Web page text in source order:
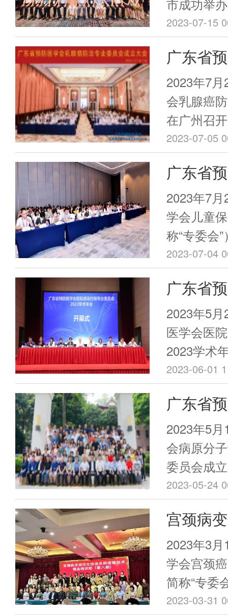
市成功举
预防医学
会主办，
卫生学院
务副会长/
梁晓峰、
圣明、广
家张永慧
议，会议
卫生政策
南大学基
授马文军
2023-07-15
广东省
治专业
召开！
2023年7
会乳腺癌
在广州召
东省人民
教授、广
前军教授
病防治中
医科大学
任李洪胜
状腺乳腺
授、中山
院副院长
院乳腺外
医院影像
出席现场
名委员参
癌防治专
委会”）的
2023-07-05
广东省
专委会
论坛顺
2023年7
学会儿童
称“专委会
童医疗中
接种论坛
医学会会
张永慧、
院长韦建
中心党委
预防控制
领导专家
地区儿童
专业领域
2023-07-04
广东省
控制专
年会暨
阶培训
医院感
术会议
2023年5
医学会医
2023学术
力进阶培
院感染与
广州隆重
染控制专
委会”）主
医院承办
势下医院
院感染管
扣国际国
沿。会议
染控制专
医护人员
学、微生
2023-06-01
广东省
诊断与
会成立
2023年5
会病原分
委员会成
开。广东
明、广东
陈亮等领
全省各地
员和专家
东省预防
子流行病
2023-05-24
宫颈病
镜技术
期）成
2023年3
学会宫颈
简称“专委
三医院（
2023-03-31